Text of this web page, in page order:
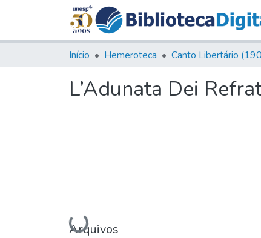
Início Hemeroteca
L’Adunata Dei
Carregando...
Arquivos